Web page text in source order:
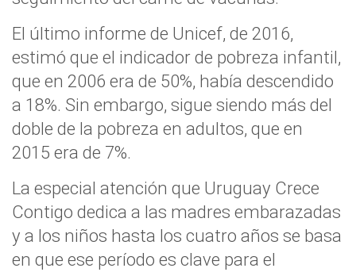
El último informe de Unicef, de 2016,
estimó que el indicador de pobreza infantil,
que en 2006 era de 50%, había descendido
a 18%. Sin embargo, sigue siendo más del
doble de la pobreza en adultos, que en
2015 era de 7%.
La especial atención que Uruguay Crece
Contigo dedica a las madres embarazadas
y a los niños hasta los cuatro años se basa
en que ese período es clave para el